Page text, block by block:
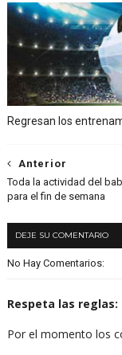
Regresan los
Anterior
Toda la actividad del
para el fin de semana
DEJE SU COMENTARIO
No Hay Comentarios:
Respeta las reglas:
Por el momento los